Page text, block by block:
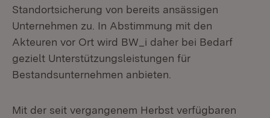
Standortsicherung von bereits ansässigen
Unternehmen zu. In Abstimmung mit den
Akteuren vor Ort wird BW_i daher bei Bedarf
gezielt Unterstützungsleistungen für
Bestandsunternehmen anbieten.
Mit der seit vergangenem Herbst verfügbaren